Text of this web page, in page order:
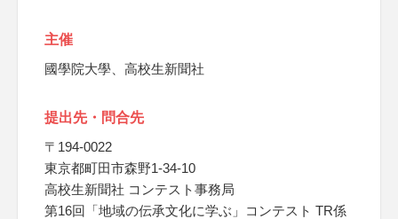
主催
國學院大學、高校生新聞社
提出先・問合先
〒194-0022
東京都町田市森野1-34-10
高校生新聞社 コンテスト事務局
第16回「地域の伝承文化に学ぶ」コンテスト TR係